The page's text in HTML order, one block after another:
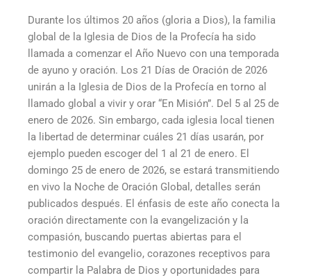
Durante los últimos 20 años (gloria a Dios), la familia
global de la Iglesia de Dios de la Profecía ha sido
llamada a comenzar el Año Nuevo con una temporada
de ayuno y oración. Los 21 Días de Oración de 2026
unirán a la Iglesia de Dios de la Profecía en torno al
llamado global a vivir y orar “En Misión”. Del 5 al 25 de
enero de 2026. Sin embargo, cada iglesia local tienen
la libertad de determinar cuáles 21 días usarán, por
ejemplo pueden escoger del 1 al 21 de enero. El
domingo 25 de enero de 2026, se estará transmitiendo
en vivo la Noche de Oración Global, detalles serán
publicados después. El énfasis de este año conecta la
oración directamente con la evangelización y la
compasión, buscando puertas abiertas para el
testimonio del evangelio, corazones receptivos para
compartir la Palabra de Dios y oportunidades para